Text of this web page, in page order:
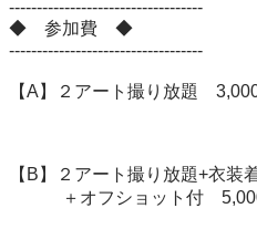
-----------------------------------
◆　参加費　◆
-----------------------------------
【A】２アート撮り放題　
【B】２アート撮り放題+衣装
＋オフショット付　